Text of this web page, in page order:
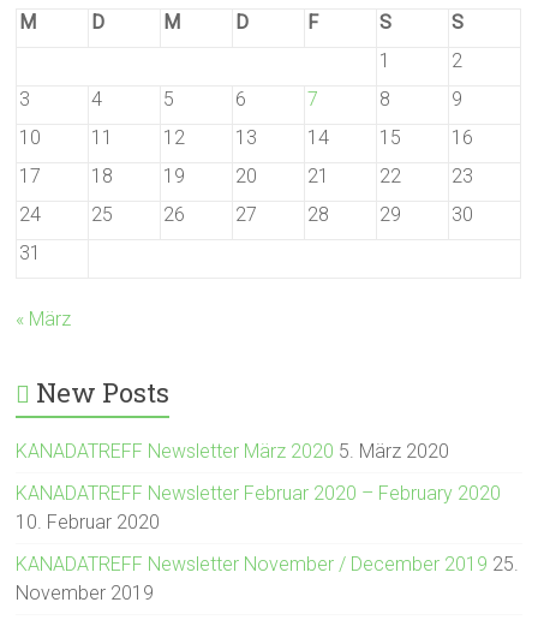
M
D M D F S
S
1
2
3
4 5 6 7 8
9
10
11 12 13 14 15
16
17
18 19 20 21 22
23
24
25 26 27 28 29
30
31
« März
New Posts
KANADATREFF Newsletter März 2020 5. März 2020
KANADATREFF Newsletter Februar 2020 – February 2020
10. Februar 2020
KANADATREFF Newsletter November / December 2019 25.
November 2019